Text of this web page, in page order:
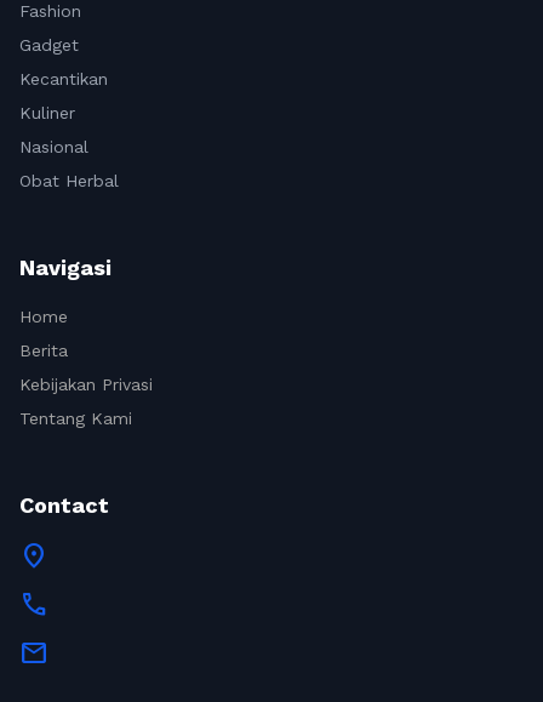
Fashion
Gadget
Kecantikan
Kuliner
Nasional
Obat Herbal
Navigasi
Home
Berita
Kebijakan Privasi
Tentang Kami
Contact
location_on
call
mail